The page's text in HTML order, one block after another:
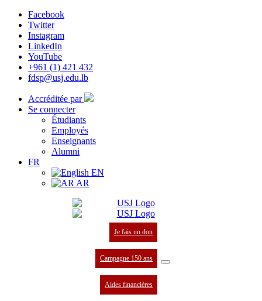
Facebook
Twitter
Instagram
LinkedIn
YouTube
+961 (1) 421 432
fdsp@usj.edu.lb
Accréditée par
Se connecter
Étudiants
Employés
Enseignants
Alumni
FR
EN
AR
Je fais un don
Campagne 150 ans
Aides financières